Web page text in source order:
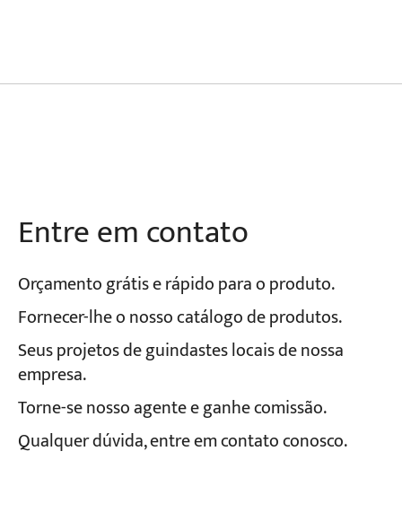
Entre em contato
Orçamento grátis e rápido para o produto.
Fornecer-lhe o nosso catálogo de produtos.
Seus projetos de guindastes locais de nossa
empresa.
Torne-se nosso agente e ganhe comissão.
Qualquer dúvida, entre em contato conosco.